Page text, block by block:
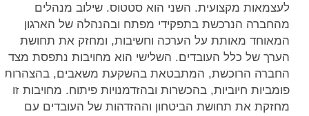
לעצמאות מקצועית. השני הוא סטטוס. שילוב מנהלים
מהחברה הנרכשת בתפקידי מפתח ובהנהלה של הארגון
המאוחד מאותת על הערכה וחשיבות, ומחזק את תחושת
הערך של כלל העובדים. השלישי הוא מחויבות נתפסת מצד
החברה הרוכשת, המתבטאת בהשקעת משאבים, בהצהרות
פומביות חיוביות, בהכשרות ובהזדמנויות פיתוח. מחויבות זו
מחזקת את תחושת הביטחון וההזדהות של העובדים עם